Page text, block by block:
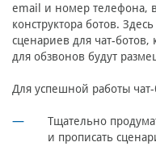
email и номер телефона,
конструктора ботов.
сценариев для чат-
для обзвонов будут
Для успешной работы
Тщательно
и прописать